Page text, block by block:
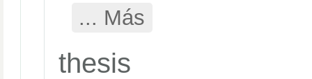
... Más
thesis